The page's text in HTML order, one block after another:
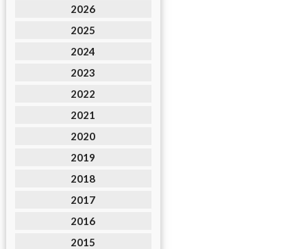
2026
2025
2024
2023
2022
2021
2020
2019
2018
2017
2016
2015